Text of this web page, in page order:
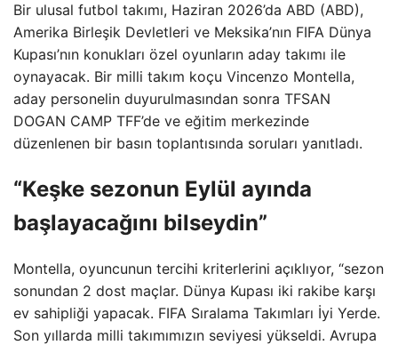
Bir ulusal futbol takımı, Haziran 2026’da ABD (ABD),
Amerika Birleşik Devletleri ve Meksika’nın FIFA Dünya
Kupası’nın konukları özel oyunların aday takımı ile
oynayacak. Bir milli takım koçu Vincenzo Montella,
aday personelin duyurulmasından sonra TFSAN
DOGAN CAMP TFF’de ve eğitim merkezinde
düzenlenen bir basın toplantısında soruları yanıtladı.
“Keşke sezonun Eylül ayında
başlayacağını bilseydin”
Montella, oyuncunun tercihi kriterlerini açıklıyor, “sezon
sonundan 2 dost maçlar. Dünya Kupası iki rakibe karşı
ev sahipliği yapacak. FIFA Sıralama Takımları İyi Yerde.
Son yıllarda milli takımımızın seviyesi yükseldi. Avrupa